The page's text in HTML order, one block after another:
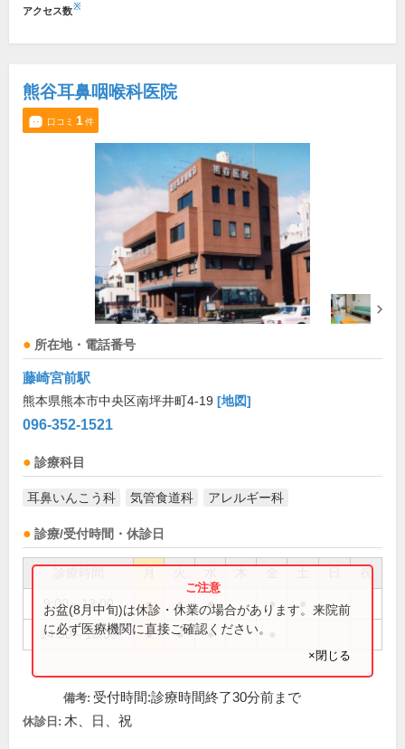
アクセス数※
熊谷耳鼻咽喉科医院
口コミ 1件
所在地・電話番号
藤崎宮前駅
熊本県熊本市中央区南坪井町4-19 [地図]
096-352-1521
診療科目
耳鼻いんこう科 気管食道科 アレルギー科
診療/受付時間・休診日
祝
9:00～13:00 ● ● ● ●
14:30～18:00 ● ● ●
お盆(8月中旬)は休診・休業の場合があります。来院前
に必ず医療機関に直接ご確認ください。
×閉じる
備考: 受付時間:診療時間終了30分前まで
休診日: 木、日、祝